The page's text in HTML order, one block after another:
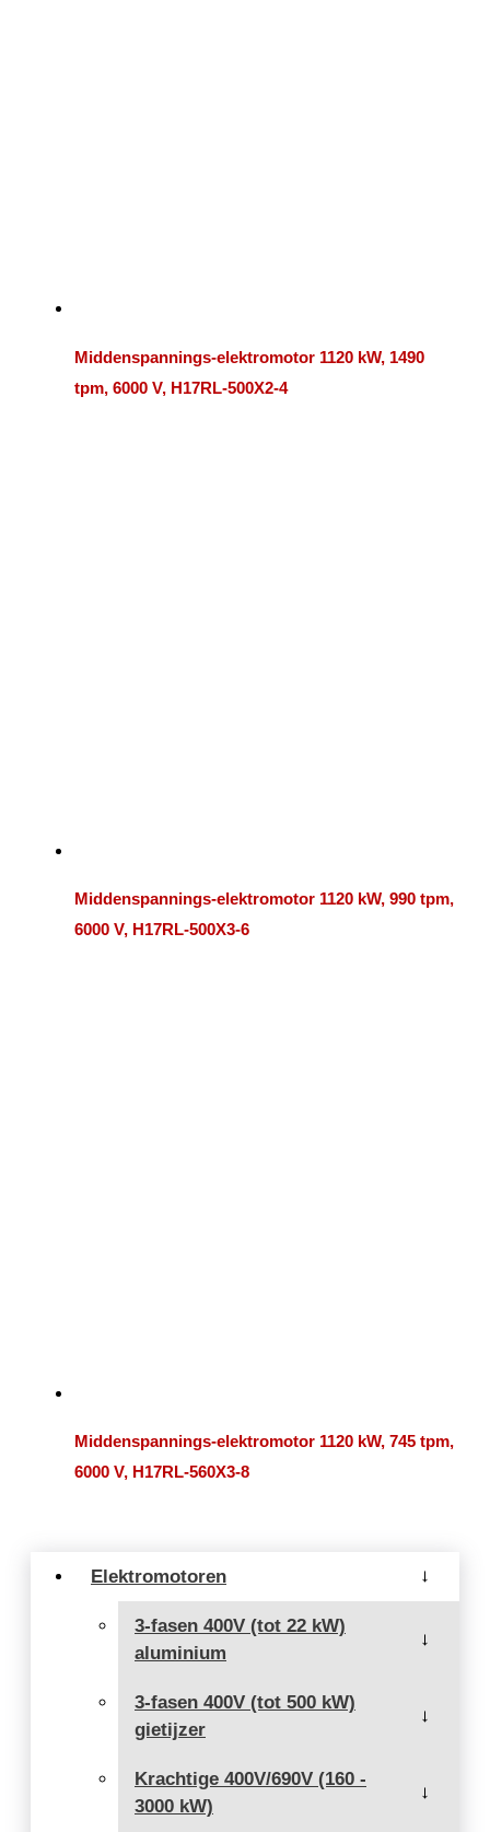
Elektromotoren →
3-fasen 400V (tot 22 kW)
aluminium
→
3-fasen 400V (tot 500 kW)
gietijzer
→
Krachtige 400V/690V (160 -
3000 kW)
→
Middenspannings-elektromotor 1120 kW, 1490
tpm, 6000 V, H17RL-500X2-4
Middenspannings-elektromotor 1120 kW, 990 tpm,
6000 V, H17RL-500X3-6
Middenspannings-elektromotor 1120 kW, 745 tpm,
6000 V, H17RL-560X3-8